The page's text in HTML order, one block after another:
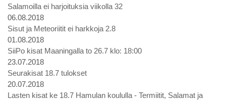
Salamoilla ei harjoituksia viikolla 32
06.08.2018
Sisut ja Meteoriitit ei harkkoja 2.8
01.08.2018
SiiPo kisat Maaningalla to 26.7 klo: 18:00
23.07.2018
Seurakisat 18.7 tulokset
20.07.2018
Lasten kisat ke 18.7 Hamulan koululla - Termiitit, Salamat ja